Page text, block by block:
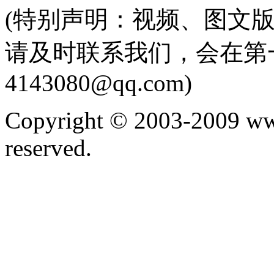
(特别声明：视频、图文
请及时联系我们，会在
4143080@qq.com)
Copyright © 2003-2009
reserved.